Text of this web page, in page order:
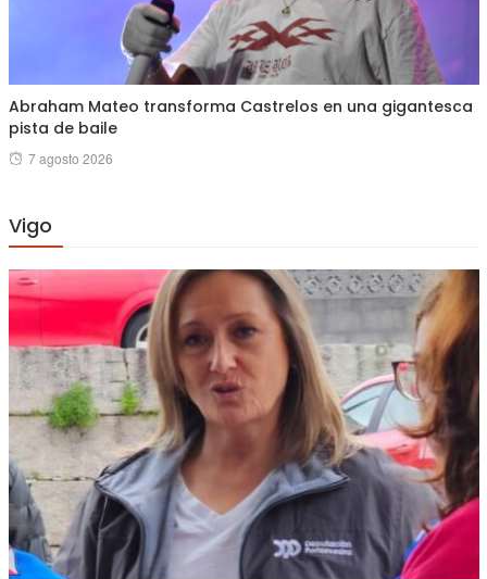
Abraham Mateo transforma Castrelos en una gigantesca
pista de baile
Posted
7 agosto 2026
Vigo